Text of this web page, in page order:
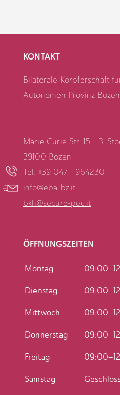
KONTAKT
Bilaterale Körpferschaft
Autonomen Provinz Bozen
Marie Curie Str. 15 - 3.
39100 Bozen
Tel. +39 0471 1964230
info@eba-bz.it
bkh@secure-pec.it
ÖFFNUNGSZEITEN
Montag
Dienstag
Mittwoch
Donnerstag
Freitag
Samstag